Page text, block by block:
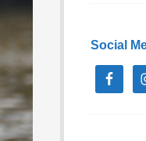
Social